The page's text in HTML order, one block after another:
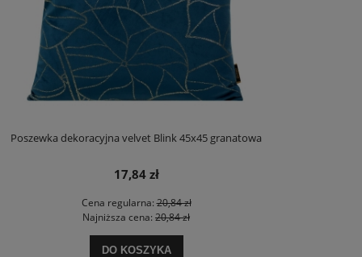
Poszewka dekoracyjna velvet Blink 45x45 granatowa
17,84 zł
Cena regularna:20,84 zł
Najniższa cena: 20,84 zł
DO KOSZYKA